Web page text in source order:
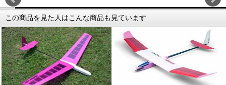
この商品を見た人はこんな商品も見ています